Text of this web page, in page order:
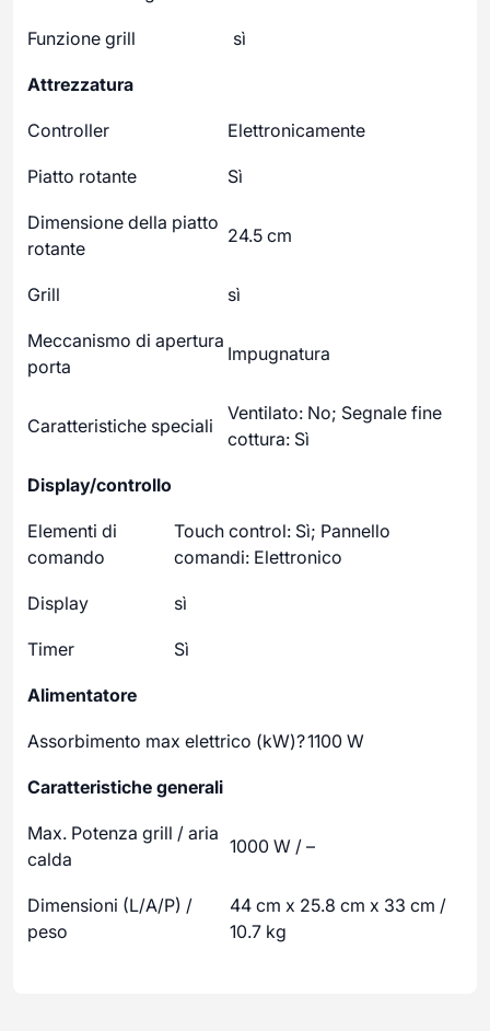
Funzione grill sì
Attrezzatura
Controller Elettronicamente
Piatto rotante Sì
Dimensione della piatto
rotante
24.5 cm
Grill sì
Meccanismo di apertura
porta
Impugnatura
Caratteristiche speciali
Ventilato: No; Segnale fine
cottura: Sì
Display/controllo
Elementi di
comando
Touch control: Sì; Pannello
comandi: Elettronico
Display sì
Timer Sì
Alimentatore
Assorbimento max elettrico (kW)?1100 W
Caratteristiche generali
Max. Potenza grill / aria
calda
1000 W / –
Dimensioni (L/A/P) /
peso
44 cm x 25.8 cm x 33 cm /
10.7 kg